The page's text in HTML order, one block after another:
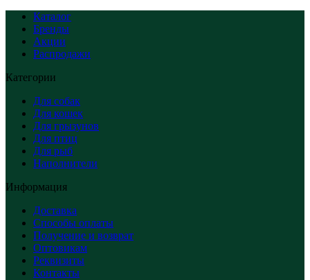
Каталог
Бренды
Акции
Распродажи
Категории
Для собак
Для кошек
Для грызунов
Для птиц
Для рыб
Наполнители
Информация
Доставка
Способы оплаты
Получение и возврат
Оптовикам
Реквизиты
Контакты